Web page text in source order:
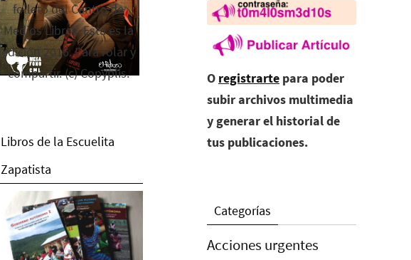
folleto del Centro de
Medios Libres. Esta es la
edición 2016. Para rolar y
compartir. (c) Copyplis.
Libros de la Escuelita
Zapatista
O registrarte para poder
subir archivos multimedia
y generar el historial de
tus publicaciones.
Categorías
Acciones urgentes